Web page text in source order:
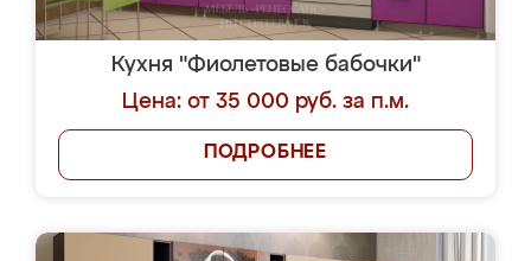
Кухня "Фиолетовые бабочки"
Цена: от 35 000 руб. за п.м.
ПОДРОБНЕЕ